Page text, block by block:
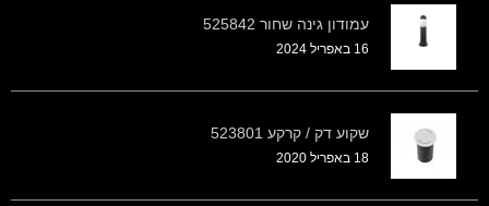
עמודון גינה שחור 525842
16 באפריל 2024
שקוע דק / קרקע 523801
18 באפריל 2020